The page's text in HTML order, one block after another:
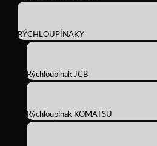
RÝCHLOUPÍNAKY
Rýchloupínak JCB
Rýchloupínak KOMATSU